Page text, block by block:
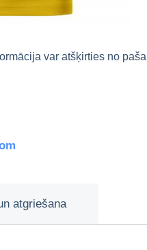
var atšķirties no paša
atgriešana